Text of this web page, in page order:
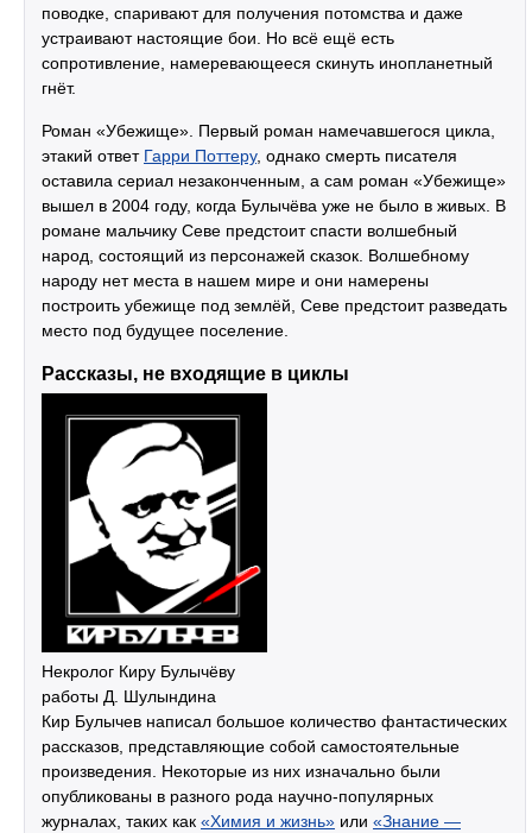
поводке, спаривают для получения потомства и даже
устраивают настоящие бои. Но всё ещё есть
сопротивление, намеревающееся скинуть инопланетный
гнёт.
Роман «Убежище». Первый роман намечавшегося цикла,
этакий ответ Гарри Поттеру, однако смерть писателя
оставила сериал незаконченным, а сам роман «Убежище»
вышел в 2004 году, когда Булычёва уже не было в живых. В
романе мальчику Севе предстоит спасти волшебный
народ, состоящий из персонажей сказок. Волшебному
народу нет места в нашем мире и они намерены
построить убежище под землёй, Севе предстоит разведать
место под будущее поселение.
Рассказы, не входящие в циклы
Некролог Киру Булычёву
работы Д. Шулындина
Кир Булычев написал большое количество фантастических
рассказов, представляющие собой самостоятельные
произведения. Некоторые из них изначально были
опубликованы в разного рода научно-популярных
журналах, таких как «Химия и жизнь» или «Знание —